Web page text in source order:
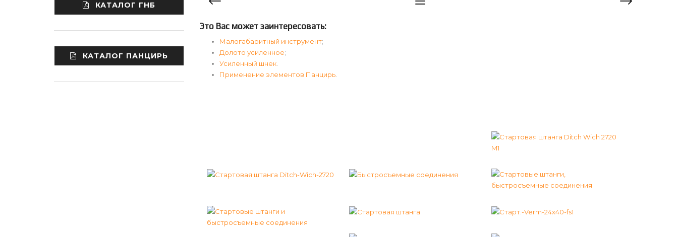
Это Вас может заинтересовать:
Малогабаритный инструмент;
Долото усиленное;
Усиленный шнек.
Применение элементов Панцирь.
КАТАЛОГ ГНБ
КАТАЛОГ ПАНЦИРЬ